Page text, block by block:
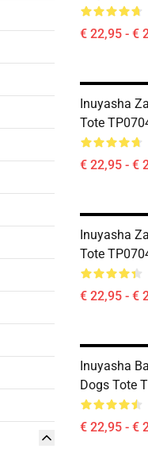
€ 22,95 - €
Inuyasha
Tote
€ 22,95 - €
Inuyasha
Tote
€ 22,95 - €
Inuyasha
Dogs Tote
€ 22,95 - €